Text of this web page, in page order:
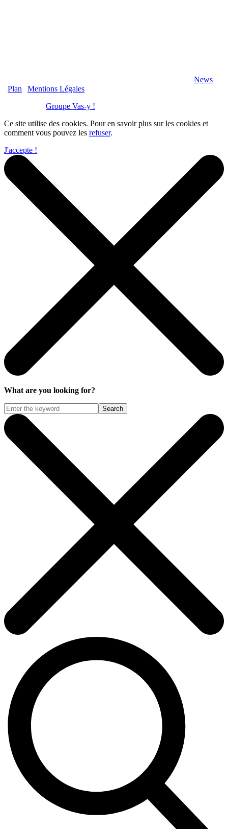
News
Plan
Mentions Légales
Groupe Vas-y !
Ce site utilise des cookies. Pour en savoir plus sur les cookies et
comment vous pouvez les refuser.
J'accepte !
What are you looking for?
Search